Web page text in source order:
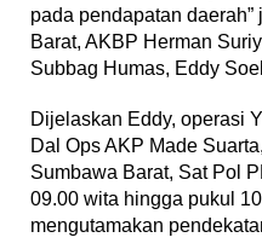
pada pendapatan
Barat, AKBP Herman
Subbag Humas, Eddy
Dijelaskan Eddy, operasi
Dal Ops AKP Made
Sumbawa Barat, Sat Pol
09.00 wita hingga pukul
mengutamakan